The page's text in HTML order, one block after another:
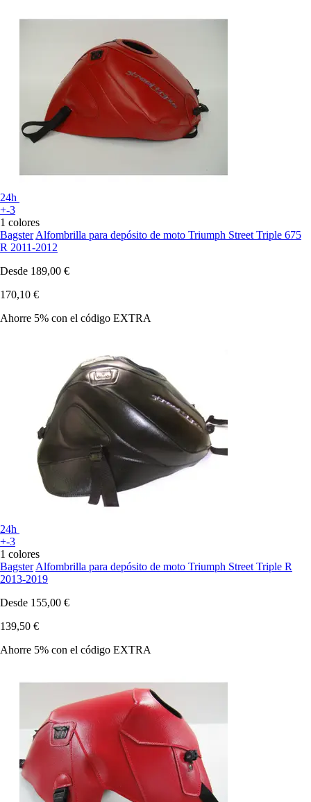
24h
+-3
1 colores
Bagster Alfombrilla para depósito de moto Triumph Street Triple 675
R 2011-2012
Desde 189,00 €
170,10 €
Ahorre 5% con el código EXTRA
24h
+-3
1 colores
Bagster Alfombrilla para depósito de moto Triumph Street Triple R
2013-2019
Desde 155,00 €
139,50 €
Ahorre 5% con el código EXTRA